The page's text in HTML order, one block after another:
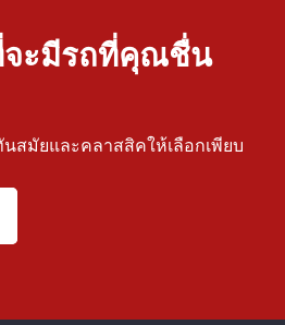
ะมีรถที่คุณชื่น
สมัยและคลาสสิคให้เลือกเพียบ